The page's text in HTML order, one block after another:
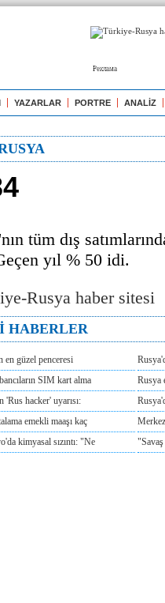
Реклама
YAZARLAR PORTRE ANALİZ
tüm dış
yıl % 50 idi.
HABERLER
en güzel penceresi
SIM kart alma
Rusya
'Rus hacker' uyarısı:
emekli maaşı kaç
kimyasal sızıntı: "Ne